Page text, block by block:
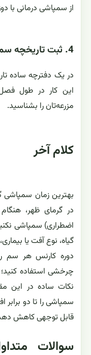
از سمپاشی درمانی با
4. ثبت تاریخچه سمپاشی
در یک دفترچه ساده
این کار در طول
مزرعه‌تان را بشناسید.
کلام آخر
در گرمای ظهر،
اضطراری) سمپاشی
گیاه، نوع آفت یا
دوره کارنس هر سم
چرخشی استفاده
نکات ساده در این
سمپاشی را تا دو برابر
قابل‌ توجهی کاهش
سوالات